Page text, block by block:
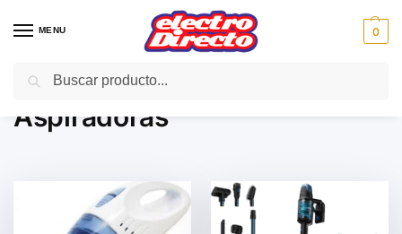
MENU 0
Inicio PAE / Hogar Aspiradoras
Aspiradoras